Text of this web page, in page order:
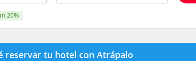
20%
reservar tu hotel con Atrápalo